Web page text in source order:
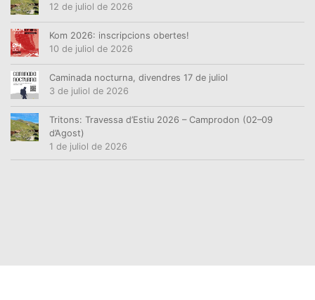
12 de juliol de 2026
Kom 2026: inscripcions obertes!
10 de juliol de 2026
Caminada nocturna, divendres 17 de juliol
3 de juliol de 2026
Tritons: Travessa d’Estiu 2026 – Camprodon (02–09
d’Agost)
1 de juliol de 2026